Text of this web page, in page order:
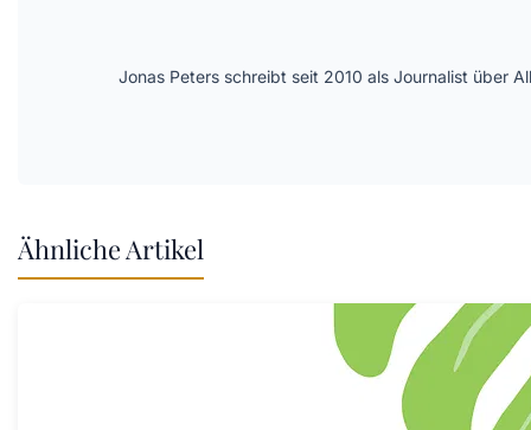
Jonas Peters schreibt seit 2010 als Journalist über
Ähnliche Artikel